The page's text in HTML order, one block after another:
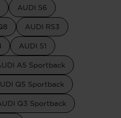
AUDI S6
AUDI RS3
AUDI S1
A5 Sportback
Q5 Sportback
Q3 Sportback